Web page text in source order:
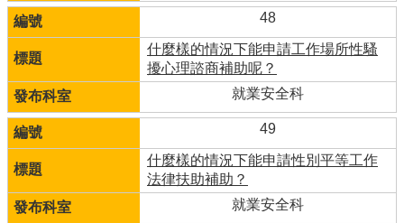
48
什麼樣的情況下能申請工作場所性騷
擾心理諮商補助呢？
就業安全科
49
什麼樣的情況下能申請性別平等工作
法律扶助補助？
就業安全科